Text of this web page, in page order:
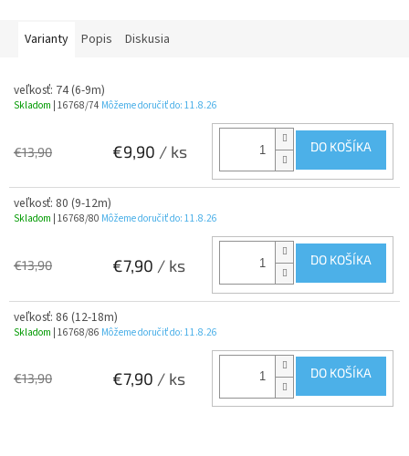
Varianty Popis Diskusia
veľkosť: 74 (6-9m)
Skladom | 16768/74 Môžeme doručiť do: 11.8.26
€13,90 €9,90 / ks DO KOŠÍKA
veľkosť: 80 (9-12m)
Skladom | 16768/80 Môžeme doručiť do: 11.8.26
€13,90 €7,90 / ks DO KOŠÍKA
veľkosť: 86 (12-18m)
Skladom | 16768/86 Môžeme doručiť do: 11.8.26
€13,90 €7,90 / ks DO KOŠÍKA